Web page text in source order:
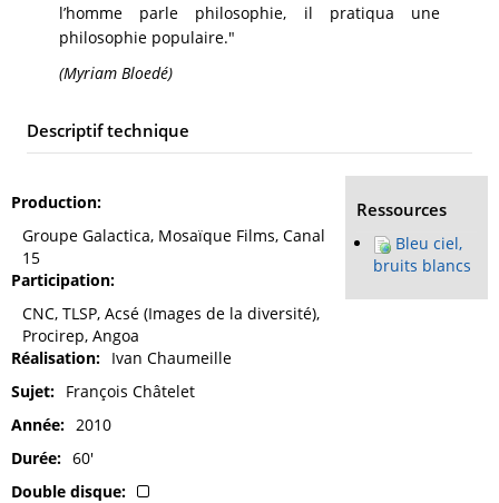
l’homme parle philosophie, il pratiqua une
philosophie populaire."
(Myriam Bloedé)
Descriptif technique
Production
Groupe Galactica, Mosaïque Films, Canal
15
Participation
CNC, TLSP, Acsé (Images de la diversité),
Procirep, Angoa
Réalisation
Ivan Chaumeille
Sujet
François Châtelet
Année
2010
Durée
60'
Double disque
Ressources
Bleu ciel,
bruits blancs